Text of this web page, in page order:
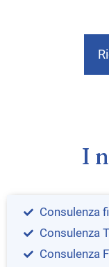
I
Consulenza
Consulenza
Consulenza